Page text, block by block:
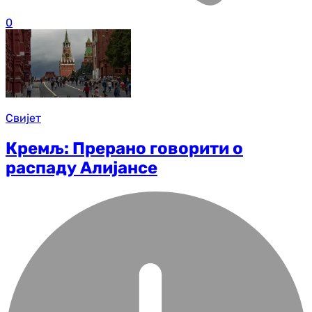
0
Свијет
Кремљ: Прерано говорити о
распаду Алијансе